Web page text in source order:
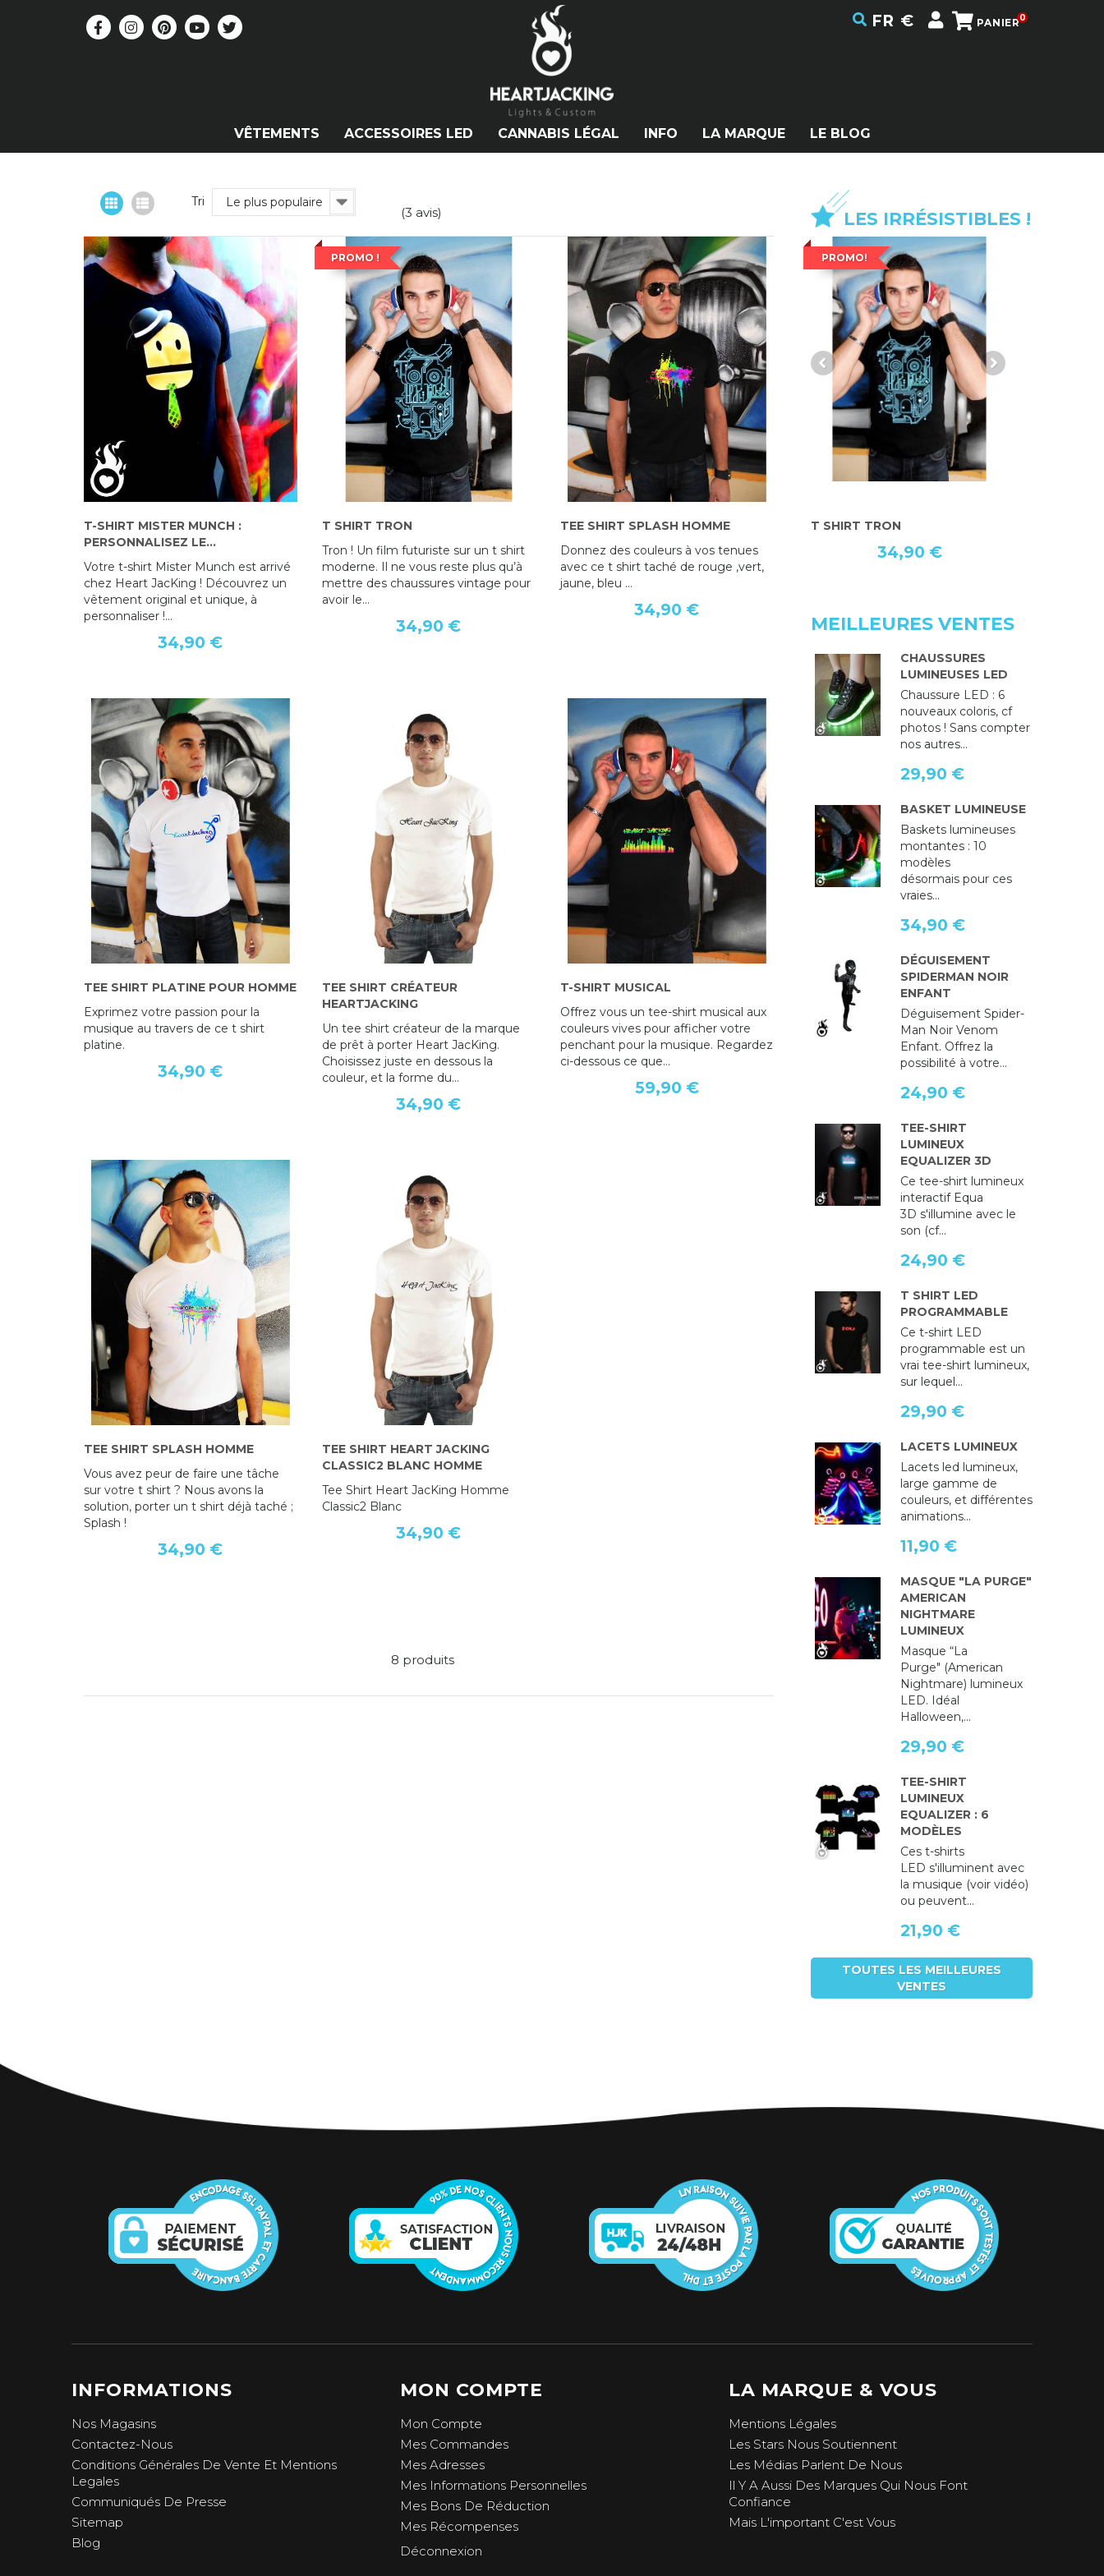
PANIER0
€
FR
VÊTEMENTS ACCESSOIRES LED CANNABIS LÉGAL INFO LA MARQUE LE BLOG
Tri Le plus populaire
(3 avis)
T-SHIRT MISTER MUNCH :
PERSONNALISEZ LE...
Votre t-shirt Mister Munch est arrivé
chez Heart JacKing ! Découvrez un
vêtement original et unique, à
personnaliser !...
34,90 €
PROMO !
T SHIRT TRON
Tron ! Un film futuriste sur un t shirt
moderne. Il ne vous reste plus qu’à
mettre des chaussures vintage pour
avoir le...
34,90 €
TEE SHIRT SPLASH HOMME
Donnez des couleurs à vos tenues
avec ce t shirt taché de rouge ,vert,
jaune, bleu …
34,90 €
TEE SHIRT PLATINE POUR HOMME
Exprimez votre passion pour la
musique au travers de ce t shirt
platine.
34,90 €
TEE SHIRT CRÉATEUR
HEARTJACKING
Un tee shirt créateur de la marque
de prêt à porter Heart JacKing.
Choisissez juste en dessous la
couleur, et la forme du...
34,90 €
T-SHIRT MUSICAL
Offrez vous un tee-shirt musical aux
couleurs vives pour afficher votre
penchant pour la musique. Regardez
ci-dessous ce que...
59,90 €
TEE SHIRT SPLASH HOMME
Vous avez peur de faire une tâche
sur votre t shirt ? Nous avons la
solution, porter un t shirt déjà taché ;
Splash !
34,90 €
TEE SHIRT HEART JACKING
CLASSIC2 BLANC HOMME
Tee Shirt Heart JacKing Homme
Classic2 Blanc
34,90 €
8 produits
LES IRRÉSISTIBLES !
TEE SHIRT HEART JACKING
CLASSIC2 BLANC HOMME
34,90 €
T-SHIRT MISTER MUNCH :
PERSONNALISEZ LE...
34,90 €
PROMO!
T SHIRT TRON
34,90 €
TEE SHIRT SPLASH HOMME
34,90 €
MEILLEURES VENTES
CHAUSSURES
LUMINEUSES LED
Chaussure LED : 6
nouveaux coloris, cf
photos ! Sans compter
nos autres...
29,90 €
BASKET LUMINEUSE
Baskets lumineuses
montantes : 10
modèles
désormais pour ces
vraies...
34,90 €
DÉGUISEMENT
SPIDERMAN NOIR
ENFANT
Déguisement Spider-
Man Noir Venom
Enfant. Offrez la
possibilité à votre...
24,90 €
TEE-SHIRT
LUMINEUX
EQUALIZER 3D
Ce tee-shirt lumineux
interactif Equa
3D s'illumine avec le
son (cf...
24,90 €
T SHIRT LED
PROGRAMMABLE
Ce t-shirt LED
programmable est un
vrai tee-shirt lumineux,
sur lequel...
29,90 €
LACETS LUMINEUX
Lacets led lumineux,
large gamme de
couleurs, et différentes
animations...
11,90 €
MASQUE "LA PURGE"
AMERICAN
NIGHTMARE
LUMINEUX
Masque “La
Purge" (American
Nightmare) lumineux
LED. Idéal
Halloween,...
29,90 €
TEE-SHIRT
LUMINEUX
EQUALIZER : 6
MODÈLES
Ces t-shirts
LED s'illuminent avec
la musique (voir vidéo)
ou peuvent...
21,90 €
TOUTES LES MEILLEURES
VENTES
INFORMATIONS
Nos Magasins
Contactez-Nous
Conditions Générales De Vente Et Mentions
Legales
Communiqués De Presse
Sitemap
Blog
MON COMPTE
Mon Compte
Mes Commandes
Mes Adresses
Mes Informations Personnelles
Mes Bons De Réduction
Mes Récompenses
Déconnexion
LA MARQUE & VOUS
Mentions Légales
LEs Stars Nous Soutiennent
Les Médias Parlent De Nous
Il Y A Aussi Des Marques Qui Nous Font
Confiance
Mais L'important C'est Vous